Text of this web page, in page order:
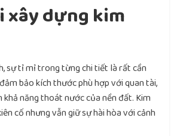
xây dựng kim
sự tỉ mỉ trong từng chi tiết là rất cần
bảo kích thước phù hợp với quan tài,
năng thoát nước của nền đất. Kim
cố nhưng vẫn giữ sự hài hòa với cảnh